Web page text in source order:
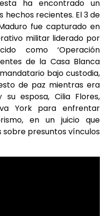
ha encontrado un
recientes. El 3 de
fue capturado en
militar liderado por
como ‘Operación
de la Casa Blanca
bajo custodia,
de paz mientras era
esposa, Cilia Flores,
York para enfrentar
en un juicio que
presuntos vínculos